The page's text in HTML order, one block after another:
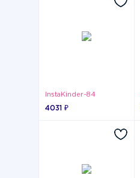
InstaKinder-84
4031 ₽